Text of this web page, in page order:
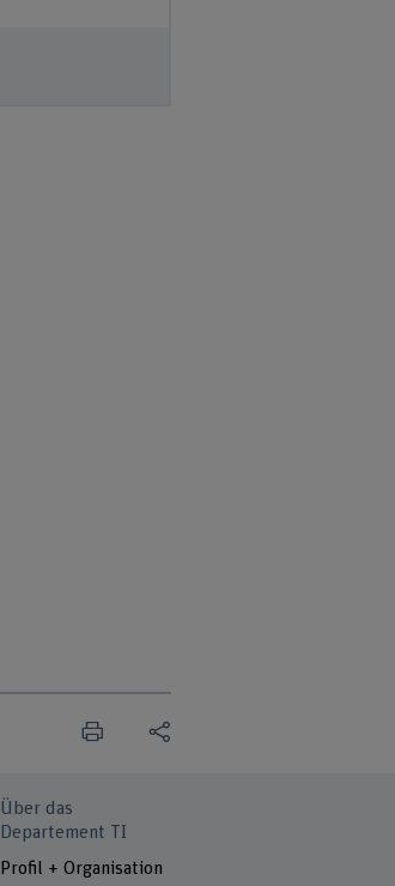
Über das
Departement TI
Profil + Organisation